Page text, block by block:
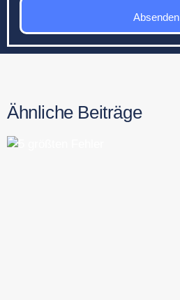
Absenden
Ähnliche Beiträge